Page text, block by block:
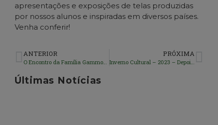
apresentações e exposições de telas produzidas
por nossos alunos e inspiradas em diversos países.
Venha conferir!
ANTERIOR
O Encontro da Família Gammonense
PRÓXIMA
Inverno Cultural – 2023 – Depoimentos
Últimas Notícias